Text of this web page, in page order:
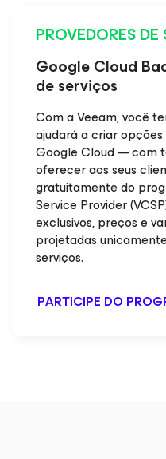
PROVEDORES
Google Cloud
de serviços
Com a Veeam, você
ajudará a criar
Google Cloud — com
oferecer aos seus
gratuitamente do
Service Provider
exclusivos, preços e
projetadas
serviços.
PARTICIPE DO